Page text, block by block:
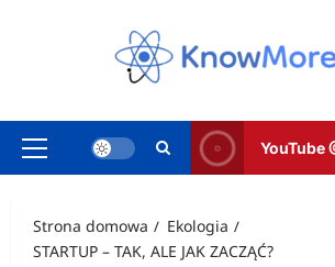
Menu
YouTube
Strona domowa
Ekologia
STARTUP – TAK, ALE JAK ZACZĄĆ?